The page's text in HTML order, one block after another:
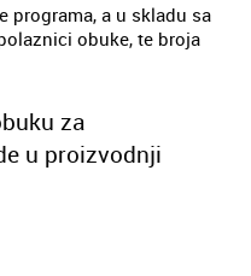
programa, a u skladu sa
obuke, te broja
za
u proizvodnji